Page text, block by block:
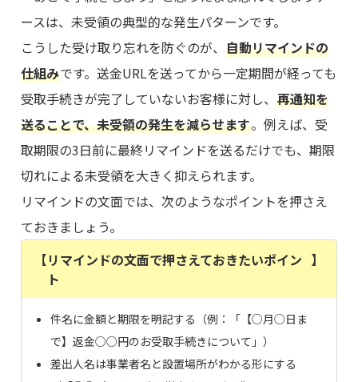
ースは、未受領の典型的な発生パターンです。
こうした受け取り忘れを防ぐのが、自動リマインドの
仕組みです。送金URLを送ってから一定期間が経っても
受取手続きが完了していないお客様に対し、再通知を
送ることで、未受領の発生を減らせます。例えば、受
取期限の3日前に最終リマインドを送るだけでも、期限
切れによる未受領を大きく抑えられます。
リマインドの文面では、次のようなポイントを押さえ
ておきましょう。
【リマインドの文面で押さえておきたいポイン
ト
】
件名に金額と期限を明記する（例：「【○月○日ま
で】返金○○円のお受取手続きについて」）
差出人名は事業者名と設置場所がわかる形にする